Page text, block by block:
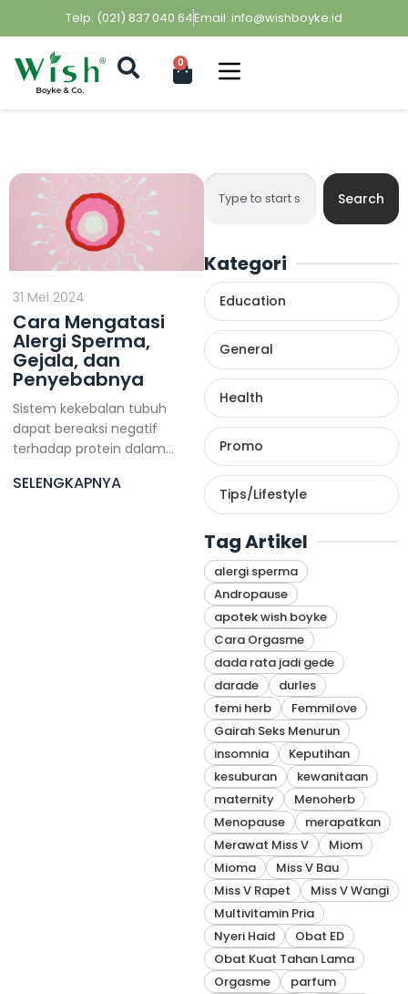
Telp: (021) 837 040 64Email: info@wishboyke.id
0
Search
Kategori
Education
General
Health
Promo
Tips/Lifestyle
Tag Artikel
alergi sperma
Andropause
apotek wish boyke
Cara Orgasme
dada rata jadi gede
darade
durles
femi herb
Femmilove
Gairah Seks Menurun
insomnia
Keputihan
kesuburan
kewanitaan
maternity
Menoherb
Menopause
merapatkan
Merawat Miss V
Miom
Mioma
Miss V Bau
Miss V Rapet
Miss V Wangi
Multivitamin Pria
Nyeri Haid
Obat ED
Obat Kuat Tahan Lama
Orgasme
parfum
Cara Mengatasi
Alergi Sperma,
Gejala, dan
Penyebabnya
31 Mei 2024
Sistem kekebalan tubuh
dapat bereaksi negatif
terhadap protein dalam
SELENGKAPNYA